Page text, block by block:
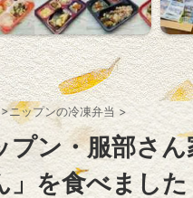
>ニップンの冷凍弁当 >
プン・服部さ
」を食べました